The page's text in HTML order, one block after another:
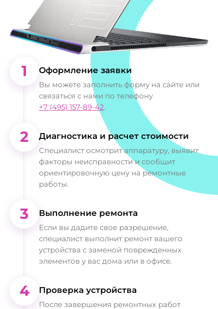
1 Оформление заявки
Вы можете заполнить форму на сайте или
связаться с нами по телефону
+7 (495) 157-89-42.
2 Диагностика и расчет стоимости
Специалист осмотрит аппаратуру, выявит
факторы неисправности и сообщит
ориентировочную цену на ремонтные
работы.
3 Выполнение ремонта
Если вы дадите свое разрешение,
специалист выполнит ремонт вашего
устройства с заменой поврежденных
элементов у вас дома или в офисе.
4 Проверка устройства
После завершения ремонтных работ